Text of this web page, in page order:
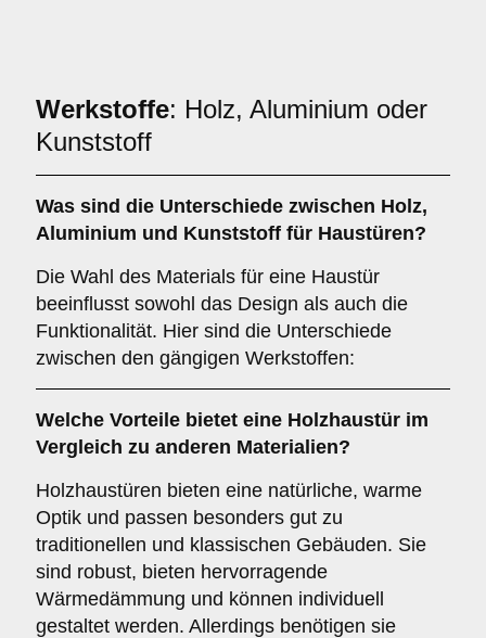
Werkstoffe: Holz, Aluminium oder
Kunststoff
Was sind die Unterschiede zwischen Holz,
Aluminium und Kunststoff für Haustüren?
Die Wahl des Materials für eine Haustür
beeinflusst sowohl das Design als auch die
Funktionalität. Hier sind die Unterschiede
zwischen den gängigen Werkstoffen:
Welche Vorteile bietet eine Holzhaustür im
Vergleich zu anderen Materialien?
Holzhaustüren bieten eine natürliche, warme
Optik und passen besonders gut zu
traditionellen und klassischen Gebäuden. Sie
sind robust, bieten hervorragende
Wärmedämmung und können individuell
gestaltet werden. Allerdings benötigen sie